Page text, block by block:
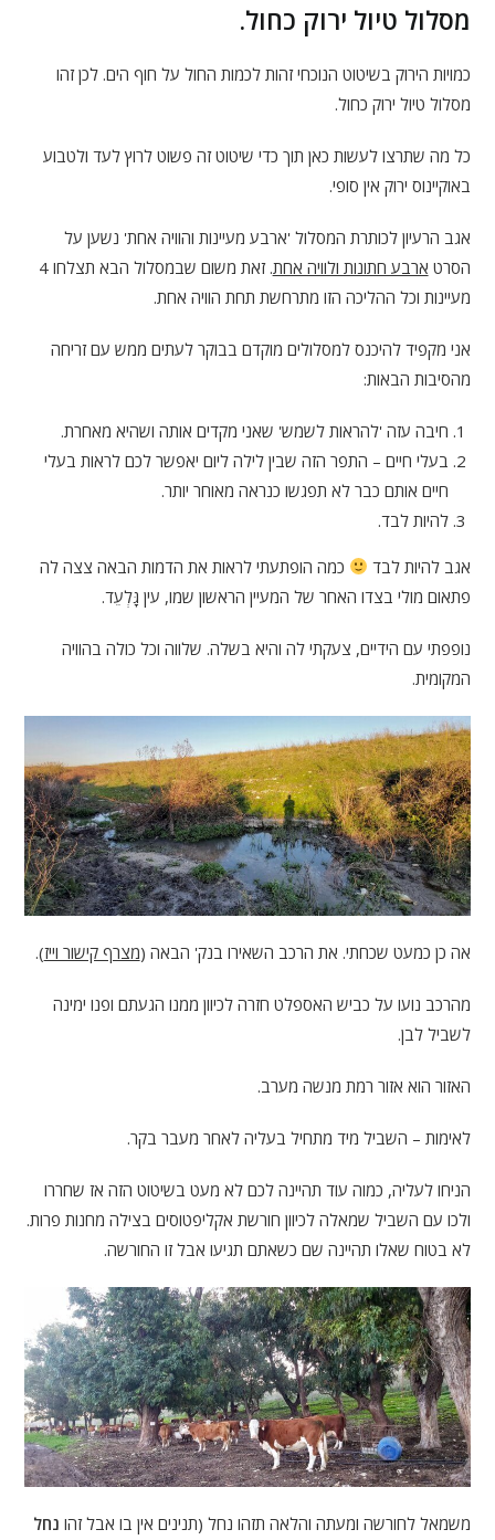
מסלול טיול ירוק כחול.
כמויות הירוק בשיטוט הנוכחי זהות לכמות החול על חוף הים. לכן זהו
מסלול טיול ירוק כחול.
כל מה שתרצו לעשות כאן תוך כדי שיטוט זה פשוט לרוץ לעד ולטבוע
באוקיינוס ירוק אין סופי.
אגב הרעיון לכותרת המסלול 'ארבע מעיינות והוויה אחת' נשען על
הסרט ארבע חתונות ולוויה אחת
. זאת משום שבמסלול הבא תצלחו 4
מעיינות וכל ההליכה הזו מתרחשת תחת הוויה אחת.
אני מקפיד להיכנס למסלולים מוקדם בבוקר לעתים ממש עם זריחה
מהסיבות הבאות:
חיבה עזה 'להראות לשמש' שאני מקדים אותה ושהיא מאחרת.
בעלי חיים – התפר הזה שבין לילה ליום יאפשר לכם לראות בעלי
חיים אותם כבר לא תפגשו כנראה מאוחר יותר.
להיות לבד.
אגב להיות לבד
כמה הופתעתי לראות את הדמות הבאה צצה לה
פתאום מולי בצדו האחר של המעיין הראשון שמו, עין גָּלְעֵד.
נופפתי עם הידיים, צעקתי לה והיא בשלה. שלווה וכל כולה בהוויה
המקומית.
אה כן כמעט שכחתי. את הרכב השאירו בנק' הבאה (מצרף קישור וייז).
מהרכב נועו על כביש האספלט חזרה לכיוון ממנו הגעתם ופנו ימינה
לשביל לבן.
האזור הוא אזור רמת מנשה מערב.
לאימות – השביל מיד מתחיל בעליה לאחר מעבר בקר.
הניחו לעליה, כמוה עוד תהיינה לכם לא מעט בשיטוט הזה אז שחררו
ולכו עם השביל שמאלה לכיוון חורשת אקליפטוסים בצילה מחנות פרות.
לא בטוח שאלו תהיינה שם כשאתם תגיעו אבל זו החורשה.
משמאל לחורשה ומעתה והלאה תזהו נחל (תנינים אין בו אבל זהו נחל